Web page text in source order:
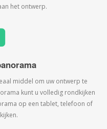
het ontwerp.
middel om uw ontwerp te
kunt u volledig rondkijken
op een tablet, telefoon of